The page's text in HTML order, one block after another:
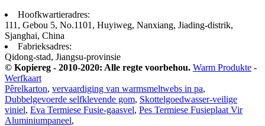
Hoofkwartieradres:
111, Gebou 5, No.1101, Huyiweg, Nanxiang, Jiading-distrik,
Sjanghai, China
Fabrieksadres:
Qidong-stad, Jiangsu-provinsie
© Kopiereg - 2010-2020: Alle regte voorbehou. Warm Produkte -
Werfkaart
Pêrelkarton, vervaardiging van warmsmeltwebs in pa,
Dubbelgevoerde selfklevende gom, Skottelgoedwasser-veilige
viniel, Eva Termiese Fusie-gaasvel, Pes Termiese Fusieplaat Vir
Aluminiumpaneel,